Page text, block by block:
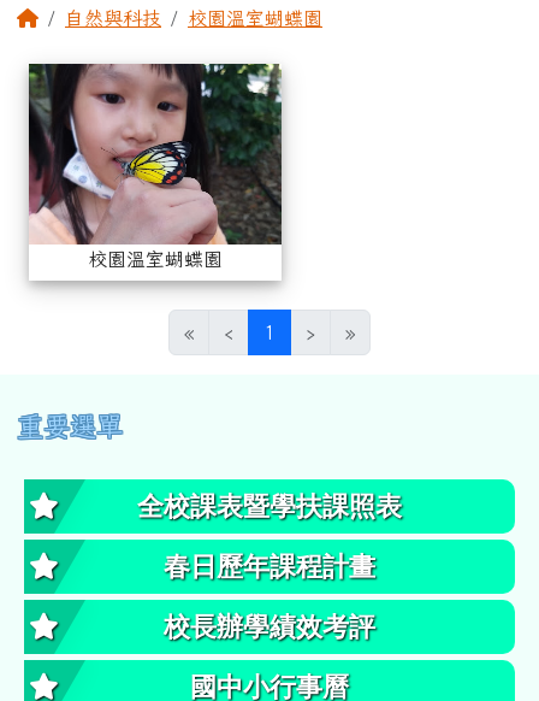
回首頁自然與科技 校園溫室蝴蝶園
相簿列表 校園溫室蝴蝶園
校園溫室蝴蝶園
« ‹ 1 (目前頁次)
› »
左邊區域內容
重要選單
全校課表暨學扶課照表
春日歷年課程計畫
校長辦學績效考評
國中小行事曆